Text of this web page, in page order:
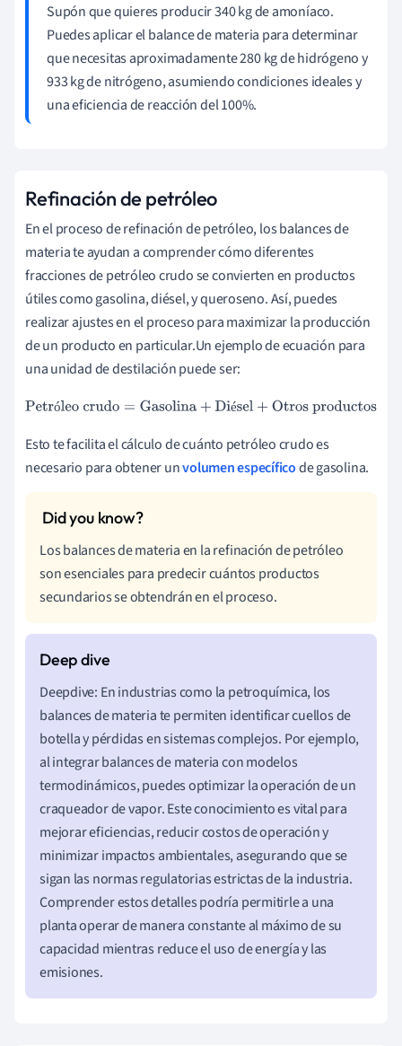
Supón que quieres producir 340 kg de amoníaco.
Puedes aplicar el balance de materia para determinar
que necesitas aproximadamente 280 kg de hidrógeno y
933 kg de nitrógeno, asumiendo condiciones ideales y
una eficiencia de reacción del 100%.
Refinación de petróleo
En el proceso de refinación de petróleo, los balances de
materia te ayudan a comprender cómo diferentes
fracciones de petróleo crudo se convierten en productos
útiles como gasolina, diésel, y queroseno. Así, puedes
realizar ajustes en el proceso para maximizar la producción
de un producto en particular.Un ejemplo de ecuación para
una unidad de destilación puede ser:
ó é
Petróleo crudo=Gasolina+Diésel+Otros productos
Esto te facilita el cálculo de cuánto petróleo crudo es
necesario para obtener unvolumen específicode gasolina.
Los balances de materia en la refinación de petróleo
son esenciales para predecir cuántos productos
secundarios se obtendrán en el proceso.
Deepdive: En industrias como la petroquímica, los
balances de materia te permiten identificar cuellos de
botella y pérdidas en sistemas complejos. Por ejemplo,
al integrar balances de materia con modelos
termodinámicos, puedes optimizar la operación de un
craqueador de vapor. Este conocimiento es vital para
mejorar eficiencias, reducir costos de operación y
minimizar impactos ambientales, asegurando que se
sigan las normas regulatorias estrictas de la industria.
Comprender estos detalles podría permitirle a una
planta operar de manera constante al máximo de su
capacidad mientras reduce el uso de energía y las
emisiones.